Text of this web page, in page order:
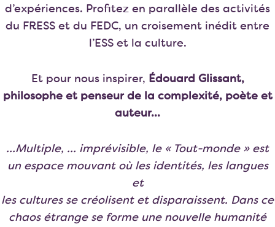
d’expériences. Profitez en parallèle des activités
du FRESS et du FEDC, un croisement inédit entre
l’ESS et la culture.
Et pour nous inspirer, Édouard Glissant,
philosophe et penseur de la complexité, poète et
auteur…
…Multiple, … imprévisible, le « Tout-monde » est
un espace mouvant où les identités, les langues
et
les cultures se créolisent et disparaissent. Dans ce
chaos étrange se forme une nouvelle humanité